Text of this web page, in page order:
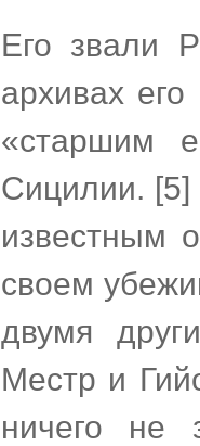
Его звали
архивах
«старшим
Сицилии. [5]
известным
своем
двумя
Местр и
ничего не